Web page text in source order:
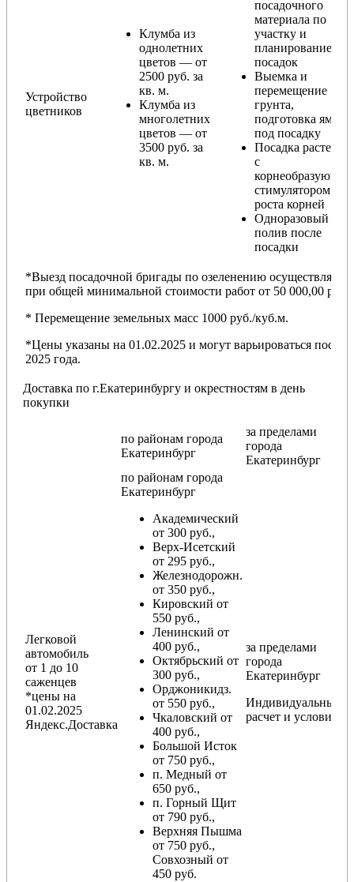
Устройство
цветников
Клумба из
однолетних
цветов — от
2500 руб. за
кв. м.
Клумба из
многолетних
цветов — от
3500 руб. за
кв. м.
посадочного
материала по
участку и
планирование
посадок
Выемка и
перемещение
грунта,
подготовка ямы
под посадку
Посадка растений
с
корнеобразующим
стимулятором
роста корней
Одноразовый
полив после
посадки
*Выезд посадочной бригады по озеленению осуществляется
при общей минимальной стоимости работ от 50 000,00 руб.
* Перемещение земельных масс 1000 руб./куб.м.
*Цены указаны на 01.02.2025 и могут варьироваться после
2025 года.
Доставка по г.Екатеринбургу и окрестностям в день
покупки
по районам города
Екатеринбург
за пределами
города
Екатеринбург
Легковой
автомобиль
от 1 до 10
саженцев
*цены на
01.02.2025
Яндекс.Доставка
по районам города
Екатеринбург
Академический
от 300 руб.,
Верх-Исетский
от 295 руб.,
Железнодорожн.
от 350 руб.,
Кировский от
550 руб.,
Ленинский от
400 руб.,
Октябрьский от
300 руб.,
Орджоникидз.
от 550 руб.,
Чкаловский от
400 руб.,
Большой Исток
от 750 руб.,
п. Медный от
650 руб.,
п. Горный Щит
от 790 руб.,
Верхняя Пышма
от 750 руб.,
Совхозный от
450 руб.
за пределами
города
Екатеринбург
Индивидуальный
расчет и условия